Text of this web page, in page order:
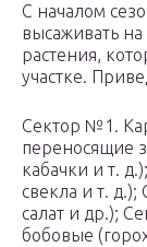
С началом
высаживать
растения,
участке.
Сектор №1.
переносящие
кабачки и т.
свекла и т.
салат и др.);
бобовые